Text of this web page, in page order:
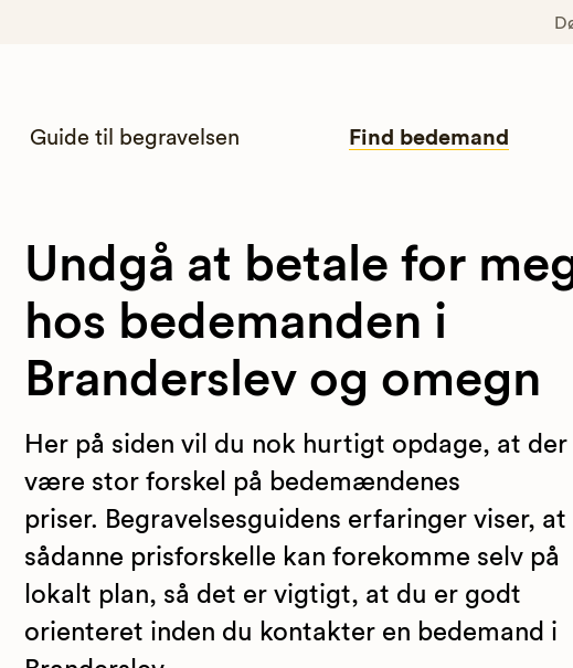
Guide til begravelsen Find bedemand
Undgå at betale for
hos bedemanden i
Branderslev og omegn
Her på siden vil du nok hurtigt opdage, at der
være stor forskel på bedemændenes
priser. Begravelsesguidens erfaringer viser, at
sådanne prisforskelle kan forekomme selv på
lokalt plan, så det er vigtigt, at du er godt
orienteret inden du kontakter en bedemand i